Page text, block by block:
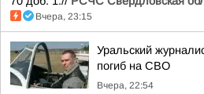
Вчера, 23:15
Уральский
погиб на СВО
Вчера, 22:54